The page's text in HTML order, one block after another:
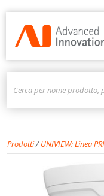
Prodotti/UNIVIEW: Linea